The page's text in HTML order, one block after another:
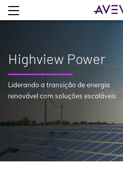
Highview Power
Liderando a transição de energia
renovável com soluções escaláveis